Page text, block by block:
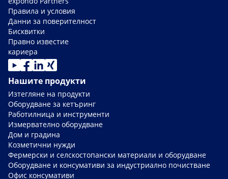
Правила и условия
Данни за поверителност
Бисквитки
Правно известие
кариера
Нашите продукти
Изтегляне на продукти
Оборудване за кетъринг
Работилница и инструменти
Измервателно оборудване
Дом и градина
Козметични нужди
Фермерски и селскостопански материали и оборудване
Оборудване и консумативи за индустриално почистване
Офис консумативи